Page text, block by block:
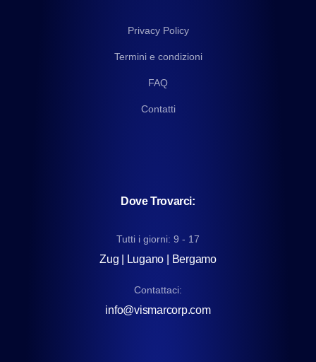
Privacy Policy
Termini e condizioni
FAQ
Contatti
Dove Trovarci:
Tutti i giorni: 9 - 17
Zug | Lugano | Bergamo
Contattaci:
info@vismarcorp.com